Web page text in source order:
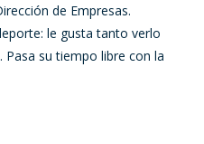
de Empresas.
le gusta tanto verlo
su tiempo libre con la